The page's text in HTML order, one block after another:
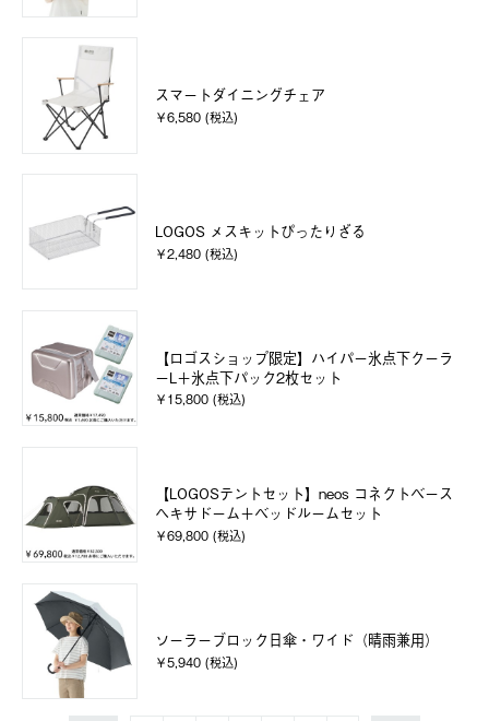
スマートダイニングチェア
￥6,580 (税込)
LOGOS メスキットぴったりざる
￥2,480 (税込)
【ロゴスショップ限定】ハイパー氷点下クーラ
ーL＋氷点下パック2枚セット
￥15,800 (税込)
【LOGOSテントセット】neos コネクトベース
ヘキサドーム＋ベッドルームセット
￥69,800 (税込)
ソーラーブロック日傘・ワイド（晴雨兼用）
￥5,940 (税込)